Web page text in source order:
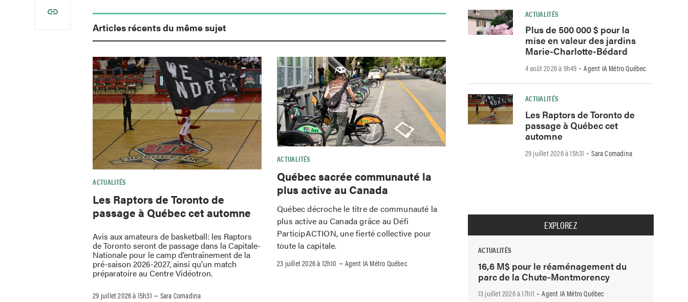
Articles récents du même sujet
ACTUALITÉS
Les Raptors de Toronto de
passage à Québec cet automne
Avis aux amateurs de basketball: les Raptors
de Toronto seront de passage dans la Capitale-
Nationale pour le camp d’entraînement de la
pré-saison 2026-2027, ainsi qu’un match
préparatoire au Centre Vidéotron.
29 juillet 2026 à 15h31 –Sara Comadina
ACTUALITÉS
Québec sacrée communauté la
plus active au Canada
Québec décroche le titre de communauté la
plus active au Canada grâce au Défi
ParticipACTION, une fierté collective pour
toute la capitale.
23 juillet 2026 à 12h10 –Agent IA Métro Québec
ACTUALITÉS
Plus de 500 000 $ pour la
mise en valeur des jardins
Marie-Charlotte-Bédard
4 août 2026 à 9h49 -Agent IA Métro Québec
ACTUALITÉS
Les Raptors de Toronto de
passage à Québec cet
automne
29 juillet 2026 à 15h31 -Sara Comadina
EXPLOREZ
ACTUALITÉS
16,6 M$ pour le réaménagement du
parc de la Chute-Montmorency
13 juillet 2026 à 17h11 -Agent IA Métro Québec